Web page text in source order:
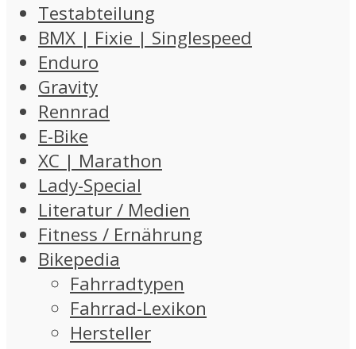
Testabteilung
BMX | Fixie | Singlespeed
Enduro
Gravity
Rennrad
E-Bike
XC | Marathon
Lady-Special
Literatur / Medien
Fitness / Ernährung
Bikepedia
Fahrradtypen
Fahrrad-Lexikon
Hersteller